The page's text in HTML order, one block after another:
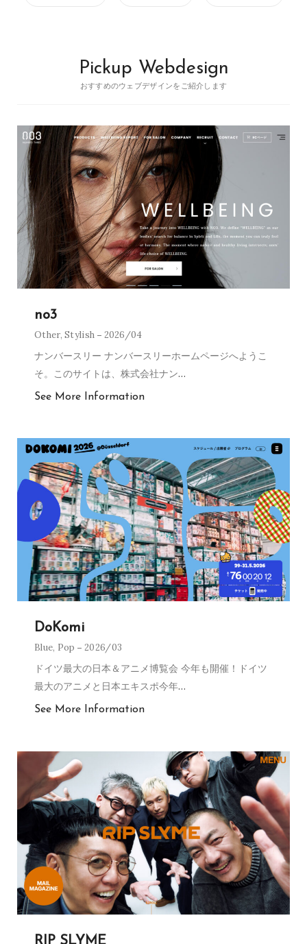
Pickup Webdesign
おすすめのウェブデザインをご紹介します
no3
Other,Stylish 2026/04
ナンバースリー ナンバースリーホームページへようこ
そ。このサイトは、株式会社ナン…
See More Information
DoKomi
Blue, Pop 2026/03
ドイツ最大の日本＆アニメ博覧会 今年も開催！ドイツ
最大のアニメと日本エキスポ今年…
See More Information
RIP SLYME